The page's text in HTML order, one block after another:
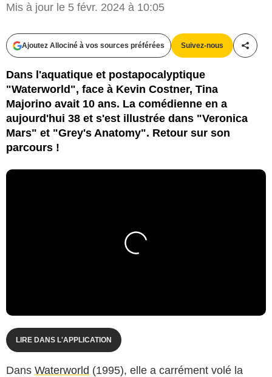
Mis à jour le 5 févr. 2024 à 10:05
Ajoutez Allociné à vos sources préférées Suivez-nous
Dans l'aquatique et postapocalyptique
"Waterworld", face à Kevin Costner, Tina
Majorino avait 10 ans. La comédienne en a
aujourd'hui 38 et s'est illustrée dans "Veronica
Mars" et "Grey's Anatomy". Retour sur son
parcours !
LIRE DANS L'APPLICATION
Dans Waterworld (1995), elle a carrément volé la